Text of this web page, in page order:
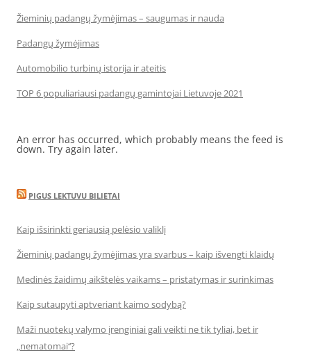
Žieminių padangų žymėjimas – saugumas ir nauda
Padangų žymėjimas
Automobilio turbinų istorija ir ateitis
TOP 6 populiariausi padangų gamintojai Lietuvoje 2021
An error has occurred, which probably means the feed is
down. Try again later.
PIGUS LEKTUVU BILIETAI
Kaip išsirinkti geriausią pelėsio valiklį
Žieminių padangų žymėjimas yra svarbus – kaip išvengti klaidų
Medinės žaidimų aikštelės vaikams – pristatymas ir surinkimas
Kaip sutaupyti aptveriant kaimo sodybą?
Maži nuotekų valymo įrenginiai gali veikti ne tik tyliai, bet ir
„nematomai‘‘?